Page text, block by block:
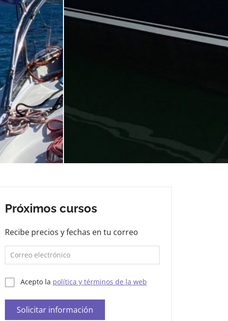
Próximos cursos
Recibe precios y fechas en tu correo
Acepto la política y términos de la web